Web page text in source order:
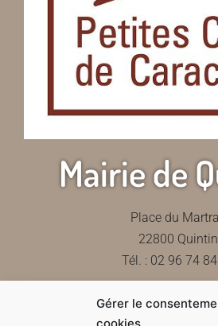
Gérer le
Mairie de
Place du
22800 Quintin
Tél. : 02 96 74
Contactez-nous